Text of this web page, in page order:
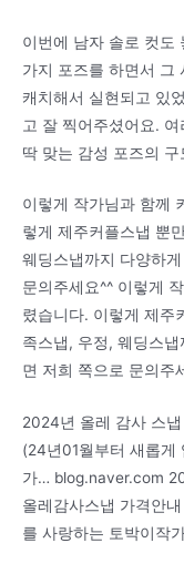
이번에 남자 솔로 컷도
가지 포즈를 하면서 그
캐치해서 실현되고 있
고 잘 찍어주셨어요.
딱 맞는 감성 포즈의
이렇게 작가님과 함께
렇게 제주커플스냅 뿐
웨딩스냅까지 다양하
문의주세요^^ 이렇게
렸습니다. 이렇게 제주
족스냅, 우정, 웨딩스
면 저희 쪽으로 문의주
2024년 올레 감사 스
(24년01월부터 새롭게
가… blog.naver.com
올레감사스냅 가격안
를 사랑하는 토박이작